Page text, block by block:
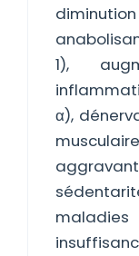
1),
α),
maladies